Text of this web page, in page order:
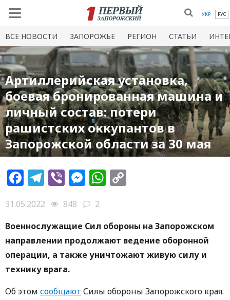
УКР РУС
ВСЕ НОВОСТИ ЗАПОРОЖЬЕ РЕГИОН СТАТЬИ
Артиллерийская установка,
боевая бронированная машина и
личный состав: потери
рашистских оккупантов в
Запорожской области за 30 мая
Facebook
Telegram
ViberMessenger
WhatsApp
31.05.2022 848
2
Военнослужащие Сил обороны на Запорожском
направлении продолжают ведение оборонной
операции, а также уничтожают живую силу и
технику врага.
Об этом сообщают Силы обороны Запорожского края.